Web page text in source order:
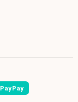
PayPay